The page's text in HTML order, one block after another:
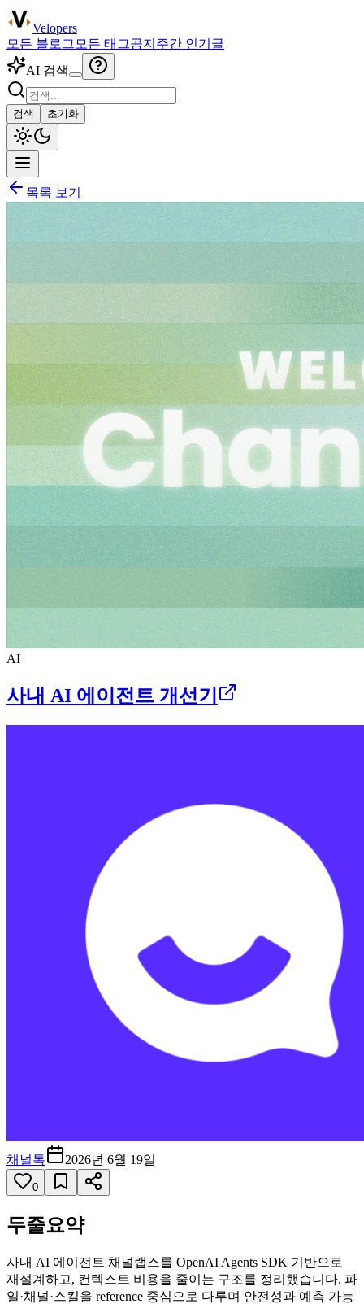
Velopers
모든 블로그 모든 태그공지 주간 인기글
AI 검색
검색 초기화
목록 보기
AI
사내 AI 에이전트 개선기
채널톡 2026년 6월 19일
0
두줄요약
사내 AI 에이전트 채널랩스를 OpenAI Agents SDK 기반으로
재설계하고, 컨텍스트 비용을 줄이는 구조를 정리했습니다. 파
일·채널·스킬을 reference 중심으로 다루며 안전성과 예측 가능